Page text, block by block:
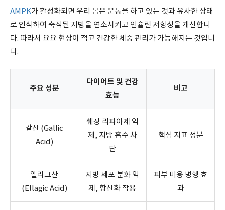
AMPK가 활성화되면 우리 몸은 운동을 하고 있는 것과 유사한 상태
로 인식하여 축적된 지방을 연소시키고 인슐린 저항성을 개선합니
다. 따라서 요요 현상이 적고 건강한 체중 관리가 가능해지는 것입니
다.
주요 성분
다이어트 및 건강
효능
비고
갈산 (Gallic
Acid)
췌장 리파아제 억
제, 지방 흡수 차
단
핵심 지표 성분
엘라그산
(Ellagic Acid)
지방 세포 분화 억
제, 항산화 작용
피부 미용 병행 효
과